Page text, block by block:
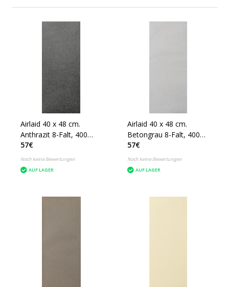
Airlaid 40 x 48 cm.
Anthrazit 8-Falt, 400
Stück
57€
Noch keine Bewertungen
AUF LAGER
Airlaid 40 x 48 cm.
Betongrau 8-Falt, 400
Stück
57€
Noch keine Bewertungen
AUF LAGER